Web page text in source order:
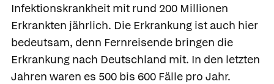
Infektionskrankheit mit rund 200 Millionen
Erkrankten jährlich. Die Erkrankung ist auch hier
bedeutsam, denn Fernreisende bringen die
Erkrankung nach Deutschland mit. In den letzten
Jahren waren es 500 bis 600 Fälle pro Jahr.